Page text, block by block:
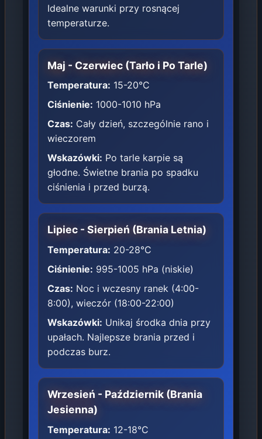
Idealne warunki przy rosnącej
temperaturze.
Maj - Czerwiec (Tarło i Po Tarle)
Temperatura: 15-20°C
Ciśnienie: 1000-1010 hPa
Czas: Cały dzień, szczególnie rano i
wieczorem
Wskazówki: Po tarle karpie są
głodne. Świetne brania po spadku
ciśnienia i przed burzą.
Lipiec - Sierpień (Brania Letnia)
Temperatura: 20-28°C
Ciśnienie: 995-1005 hPa (niskie)
Czas: Noc i wczesny ranek (4:00-
8:00), wieczór (18:00-22:00)
Wskazówki: Unikaj środka dnia przy
upałach. Najlepsze brania przed i
podczas burz.
Wrzesień - Październik (Brania
Jesienna)
Temperatura: 12-18°C